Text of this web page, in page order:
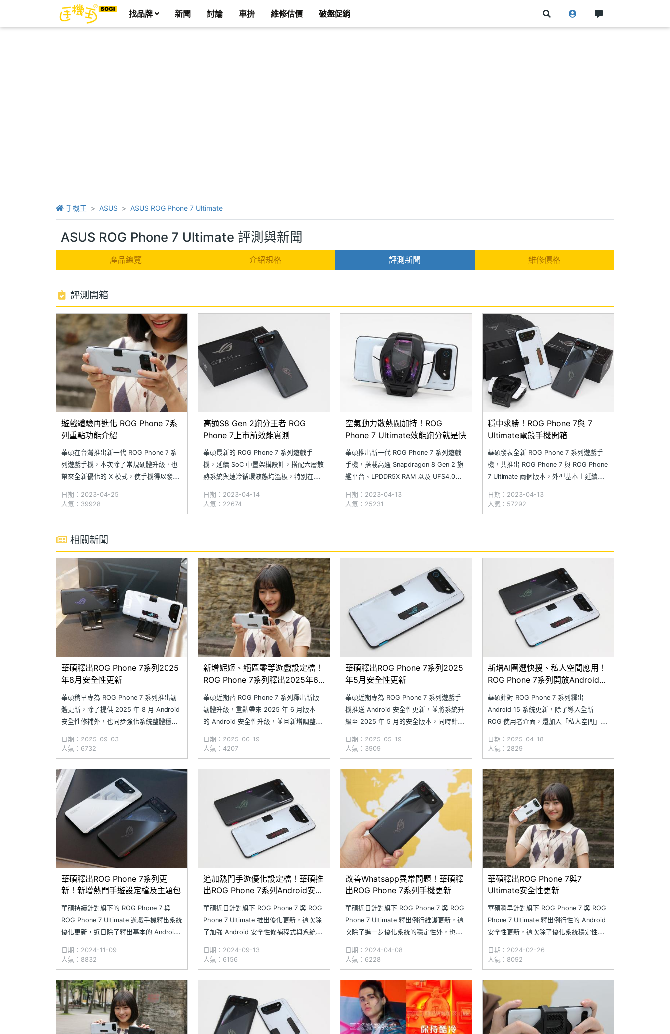
找品牌 新聞 討論 車拚 維修估價 破盤促銷
手機王 ASUS ASUS ROG Phone 7 Ultimate
ASUS ROG Phone 7 Ultimate 評測與新聞
產品總覽 介紹規格 評測新聞 維修價格
評測開箱
遊戲體驗再進化 ROG Phone 7系
列重點功能介紹
華碩在台灣推出新一代 ROG Phone 7 系
列遊戲手機，本次除了常規硬體升級，也
帶來全新優化的 X 模式，使手機得以發揮
一代 Armoury Crate 遊戲中心的完整應
用，首度新增遊戲智慧提示、隱形掛機、
一步強化玩家的遊戲
日期：2023-04-25
人氣：39928
高通S8 Gen 2跑分王者 ROG
Phone 7上市前效能實測
華碩最新的 ROG Phone 7 系列遊戲手
機，延續 SoC 中置架構設計，搭配六層散
熱系統與速冷循環液態均溫板，特別在三
168% 散熱效率；規格搭載高通
Snapdragon 8 Gen 2 旗艦行動平台、
日期：2023-04-14
人氣：22674
空氣動力散熱閥加持！ROG
Phone 7 Ultimate效能跑分就是快
華碩推出新一代 ROG Phone 7 系列遊戲
手機，搭載高通 Snapdragon 8 Gen 2 旗
艦平台、LPDDR5X RAM 以及 UFS4.0
Phone 7 Ultimate 特別延續 ROG Phone
6D Ultimate「空氣動力散熱閥」
日期：2023-04-13
人氣：25231
穩中求勝！ROG Phone 7與 7
Ultimate電競手機開箱
華碩發表全新 ROG Phone 7 系列遊戲手
機，共推出 ROG Phone 7 與 ROG Phone
7 Ultimate 兩個版本，外型基本上延續前
切割設計，後者則是保留 ROG Phone 6D
Ultimate 經典的「空氣動力散熱閥」與
日期：2023-04-13
人氣：57292
相關新聞
華碩釋出ROG Phone 7系列2025
年8月安全性更新
華碩稍早專為 ROG Phone 7 系列推出韌
體更新，除了提供 2025 年 8 月 Android
安全性修補外，也同步強化系統整體穩定
官方設定檔，包括《跑跑卡丁車
Rush+》、《暗黑破壞神》、《PUBG
MOBILE：絕地求生M》、《Garena 三角
洲行
日期：2025-09-03
人氣：6732
新增妮姬、絕區零等遊戲設定檔！
ROG Phone 7系列釋出2025年6
華碩近期替 ROG Phone 7 系列釋出新版
韌體升級，重點帶來 2025 年 6 月版本
的 Android 安全性升級，並且新增調整多
神：妮姬》、《PUBG MOBILE：絕地求生
M》、《傳說對決》、《絕區零》與《崩
壞：星穹鐵道》等。此外，
日期：2025-06-19
人氣：4207
華碩釋出ROG Phone 7系列2025
年5月安全性更新
華碩近期專為 ROG Phone 7 系列遊戲手
機推送 Android 安全性更新，並將系統升
級至 2025 年 5 月的安全版本，同時針對
驗。需要留意的是，華碩提醒本次更新將
無法回復至舊版軟體，這樣的用意是為了
維持系統的完整性與資安防護水準，避免
用戶在降級手機後
日期：2025-05-19
人氣：3909
新增AI圈選快搜、私人空間應用！
ROG Phone 7系列開放Android
華碩針對 ROG Phone 7 系列釋出
Android 15 系統更新，除了導入全新
ROG 使用者介面，還加入「私人空間」、
時轉錄」、「聲響通知」等多項實用功
能，新增 AI 圈選快搜，進一步提升使用體
驗。華碩特別提醒，部分第三方應用目前
仍可能與 Androi
日期：2025-04-18
人氣：2829
華碩釋出ROG Phone 7系列更
新！新增熱門手遊設定檔及主題包
華碩持續針對旗下的 ROG Phone 7 與
ROG Phone 7 Ultimate 遊戲手機釋出系統
優化更新，近日除了釋出基本的 Android
多款遊戲新增官方遊戲設定檔、
AirTriggers 設定檔，並且新增主題包，不
只讓
日期：2024-11-09
人氣：8832
追加熱門手遊優化設定檔！華碩推
出ROG Phone 7系列Android安全
華碩近日針對旗下 ROG Phone 7 與 ROG
Phone 7 Ultimate 推出優化更新，這次除
了加強 Android 安全性修補程式與系統穩
定檔，包括絕區零、決勝時刻、勝利女
神：妮姬、魔物獵人 Now 等熱門手遊。
華碩特別提醒，這一版本手機更新後將無
日期：2024-09-13
人氣：6156
改善Whatsapp異常問題！華碩釋
出ROG Phone 7系列手機更新
華碩近日針對旗下 ROG Phone 7 與 ROG
Phone 7 Ultimate 釋出例行維護更新，這
次除了進一步優化系統的穩定性外，也有
假如各位平時很常會用到 Whatsapp，推
薦可以盡早更新，以此優化手機日常體
驗。本次 ROG Phone 7
日期：2024-04-08
人氣：6228
華碩釋出ROG Phone 7與7
Ultimate安全性更新
華碩稍早針對旗下 ROG Phone 7 與 ROG
Phone 7 Ultimate 釋出例行性的 Android
安全性更新，這次除了優化系統穩定性
題，以及充電時偶發的桌面顯示異常。
ROG Phone 7 系列本次更新版本
「34.1010.0820.60」，檔
日期：2024-02-26
人氣：8092